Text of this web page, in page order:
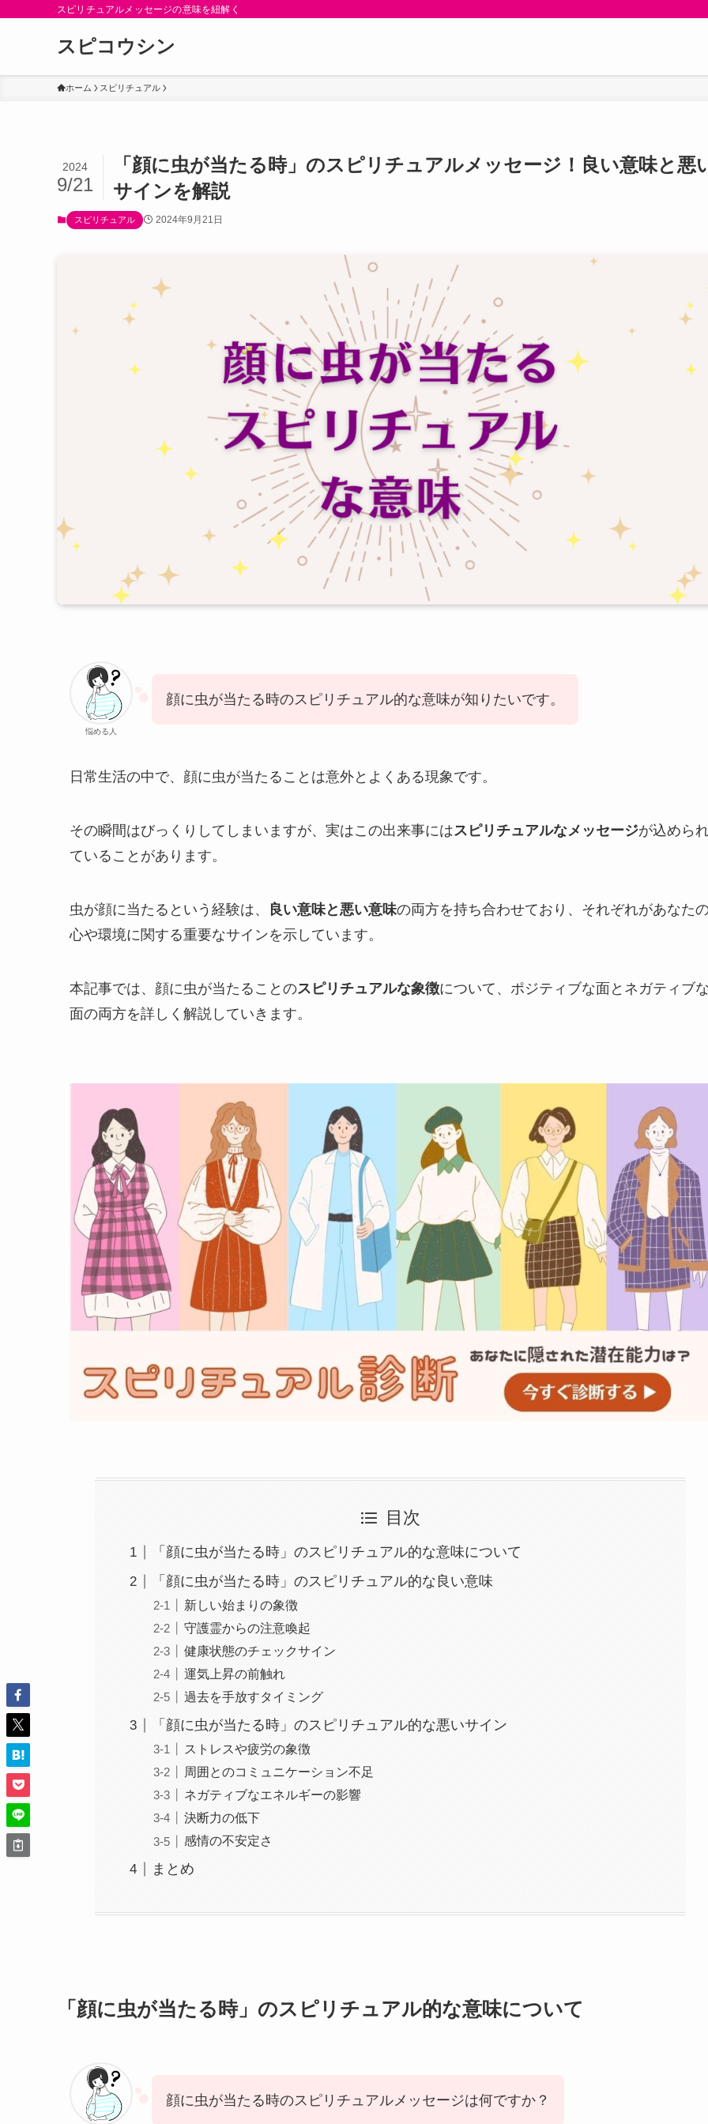
スピリチュアルメッセージの意味を紐解く
スピコウシン
ホーム スピリチュアル
「顔に虫が当たる時」のスピリチュアルメッセージ！良い意味と悪
サインを解説
2024
9/21
スピリチュアル 2024年9月21日
悩める人
顔に虫が当たる時のスピリチュアル的な意味が知りたいです。
日常生活の中で、顔に虫が当たることは意外とよくある現象です。
その瞬間はびっくりしてしまいますが、実はこの出来事にはスピリチュアルなメッセージが込めら
ていることがあります。
虫が顔に当たるという経験は、 良い意味と悪い意味の両方を持ち合わせており、それぞれがあなた
心や環境に関する重要なサインを示しています。
本記事では、顔に虫が当たることのスピリチュアルな象徴について、ポジティブな面とネガティブな
面の両方を詳しく解説していきます。
目次
「顔に虫が当たる時」のスピリチュアル的な意味について
「顔に虫が当たる時」のスピリチュアル的な良い意味
新しい始まりの象徴
守護霊からの注意喚起
健康状態のチェックサイン
運気上昇の前触れ
過去を手放すタイミング
「顔に虫が当たる時」のスピリチュアル的な悪いサイン
ストレスや疲労の象徴
周囲とのコミュニケーション不足
ネガティブなエネルギーの影響
決断力の低下
感情の不安定さ
まとめ
「顔に虫が当たる時」のスピリチュアル的な意味について
顔に虫が当たる時のスピリチュアルメッセージは何ですか？